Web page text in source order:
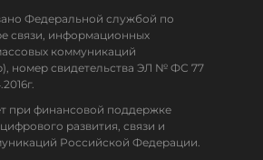
Федеральной службой по
связи, информационных
коммуникаций
номер свидетельства ЭЛ № ФС 77
при финансовой поддержке
развития, связи и
Российской Федерации.